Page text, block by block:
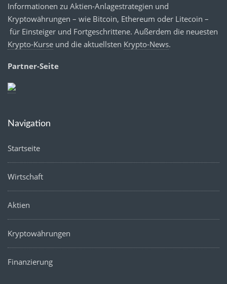
Informationen zu Aktien-Anlagestrategien und
Kryptowährungen – wie Bitcoin, Ethereum oder Litecoin –
für Einsteiger und Fortgeschrittene. Außerdem die neuesten
Krypto-Kurse und die aktuellsten Krypto-News.
Partner-Seite
Navigation
Startseite
Wirtschaft
Aktien
Kryptowährungen
Finanzierung